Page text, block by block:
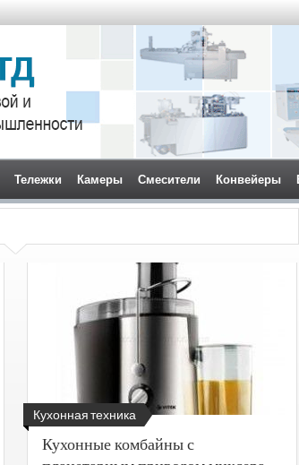
Тележки Камеры Смесители Конвейеры
Кухонная техника
Кухонные комбайны с